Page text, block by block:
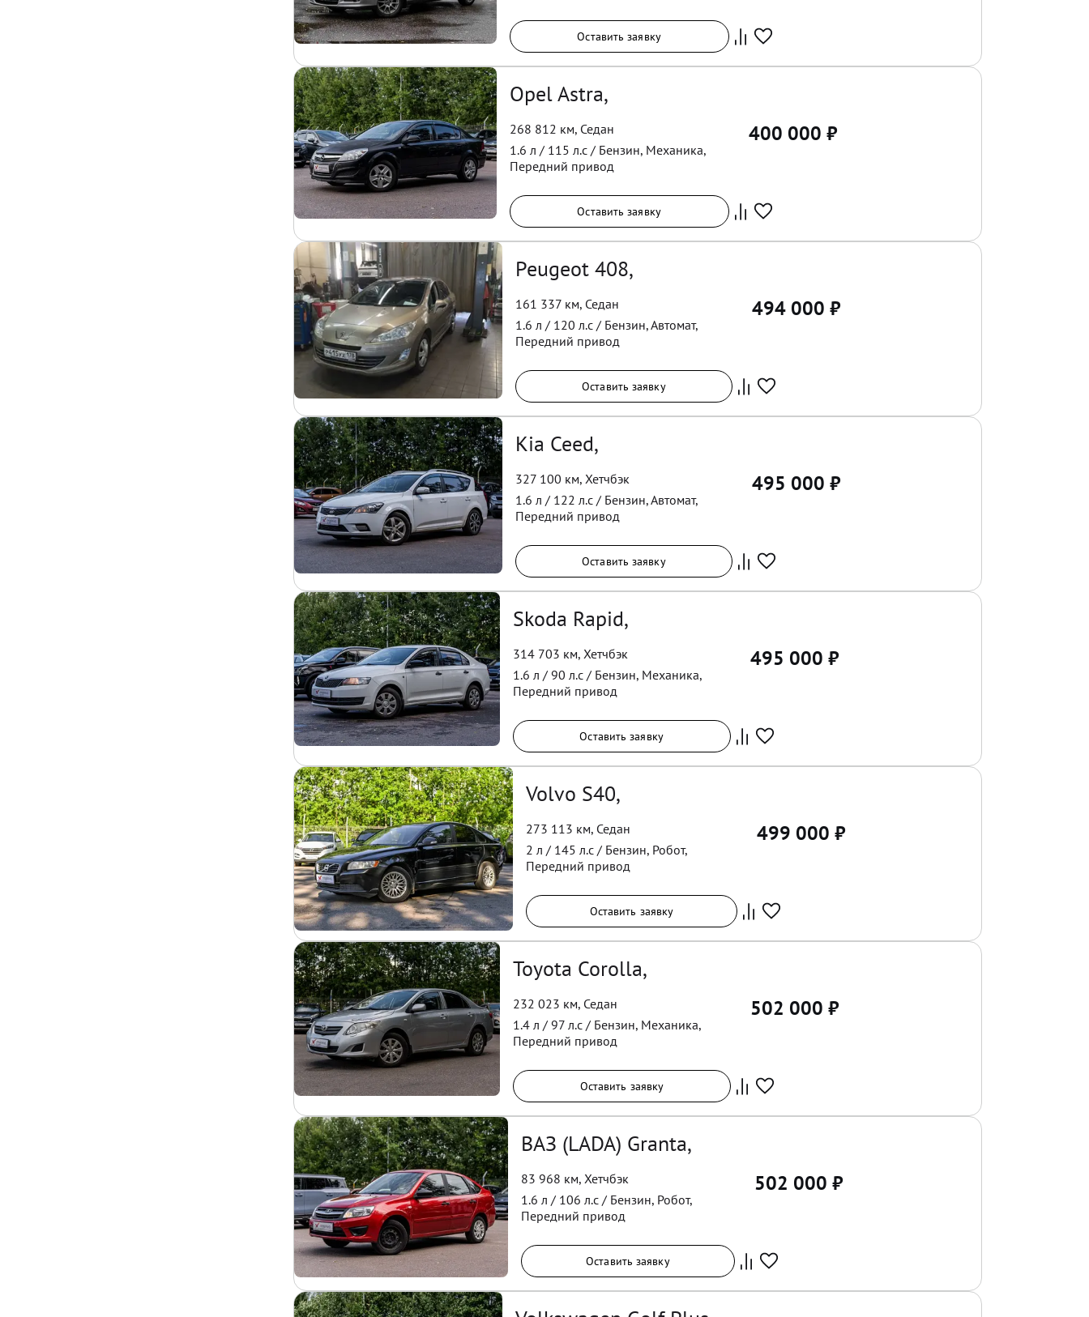
Оставить заявку
Opel Astra,
268 812 км, Седан
1.6 л / 115 л.с / Бензин, Механика,
Передний привод
400 000 ₽
Оставить заявку
Peugeot 408,
161 337 км, Седан
1.6 л / 120 л.с / Бензин,Автомат,
Передний привод
494 000 ₽
Оставить заявку
Kia Ceed,
327 100 км,Хетчбэк
1.6 л / 122 л.с / Бензин,Автомат,
Передний привод
495 000 ₽
Оставить заявку
Skoda Rapid,
314 703 км, Хетчбэк
1.6 л / 90 л.с / Бензин, Механика,
Передний привод
495 000 ₽
Оставить заявку
Volvo S40,
273 113 км, Седан
2 л / 145 л.с / Бензин, Робот,
Передний привод
499 000 ₽
Оставить заявку
Toyota Corolla,
232 023 км, Седан
1.4л / 97л.с / Бензин, Механика,
Передний привод
502 000 ₽
Оставить заявку
ВАЗ (LADA) Granta,
83 968 км, Хетчбэк
1.6 л / 106 л.с / Бензин, Робот,
Передний привод
502 000 ₽
Оставить заявку